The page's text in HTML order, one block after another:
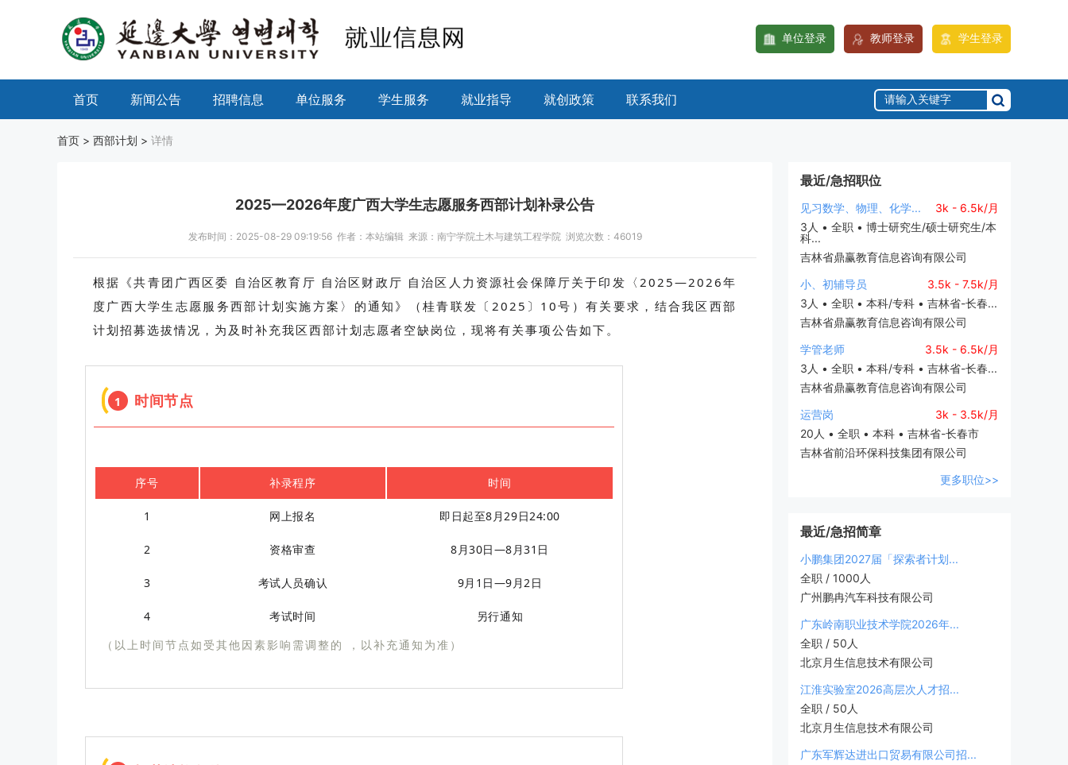
单位登录 教师登录 学生登录
首页 新闻公告 招聘信息 单位服务 学生服务 就业指导 就创政策 联系我们
首页 > 西部计划 > 详情
最近/急招职位
见习数学、物理、化学...
3k - 6.5k/月
3人 • 全职 • 博士研究生/硕士研究生/本
科...
吉林省鼎赢教育信息咨询有限公司
小、初辅导员
3.5k - 7.5k/月
3人 • 全职 • 本科/专科 • 吉林省-长春...
吉林省鼎赢教育信息咨询有限公司
学管老师
3.5k - 6.5k/月
3人 • 全职 • 本科/专科 • 吉林省-长春...
吉林省鼎赢教育信息咨询有限公司
运营岗
3k - 3.5k/月
20人 • 全职 • 本科 • 吉林省-长春市
吉林省前沿环保科技集团有限公司
更多职位>>
最近/急招简章
小鹏集团2027届「探索者计划...
全职 / 1000人
广州鹏冉汽车科技有限公司
广东岭南职业技术学院2026年...
全职 / 50人
北京月生信息技术有限公司
江淮实验室2026高层次人才招...
全职 / 50人
北京月生信息技术有限公司
广东军辉达进出口贸易有限公司招...
2025—2026年度广西大学生志愿服务西部计划补录公告
发布时间：2025-08-29 09:19:56 作者：本站编辑 来源：南宁学院土木与建筑工程学院 浏览次数： 46019
根据《共青团广西区委 自治区教育厅 自治区财政厅 自治区人力资源社会保障厅关于印发〈2025—2026年
度广西大学生志愿服务西部计划实施方案〉的通知》（桂青联发〔2025〕10号）有关要求，结合我区西部
计划招募选拔情况，为及时补充我区西部计划志愿者空缺岗位，现将有关事项公告如下。
1 时间节点
序号 补录程序 时间
1 网上报名 即日起至8月29日24:00
2 资格审查 8月30日—8月31日
3 考试人员确认 9月1日—9月2日
4 考试时间
另行通知
（以上时间节点如受其他因素影响需调整的 ，以补充通知为准）